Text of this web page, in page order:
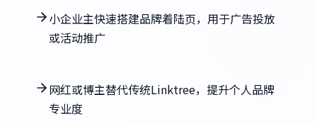
小企业主快速搭建品牌着陆页，用于广告投放
或活动推广
网红或博主替代传统Linktree，提升个人品牌
专业度